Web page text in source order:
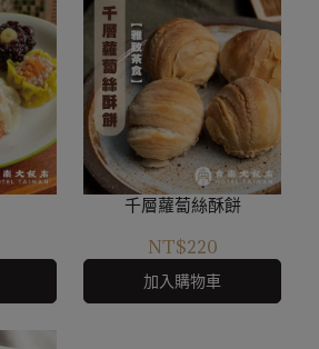
千層蘿蔔絲酥餅
NT$220
加入購物車